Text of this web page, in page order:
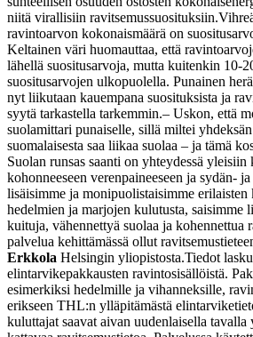
niitä virallisiin ravitsemussuosituksiin.
ravintoarvon kokonaismäärä on
Keltainen väri huomauttaa, että
lähellä suositusarvoja, mutta kuitenkin 10-
suositusarvojen ulkopuolella. Punainen
nyt liikutaan kauempana suosituksista ja
syytä tarkastella tarkemmin.– Uskon, että
suolamittari punaiselle, sillä miltei
suomalaisesta saa liikaa suolaa – ja tämä
Suolan runsas saanti on yhteydessä yleisiin
kohonneeseen verenpaineeseen ja sydän-
lisäisimme ja monipuolistaisimme erilaisten
hedelmien ja marjojen kulutusta, saisimme
kuituja, vähennettyä suolaa ja kohennettua
palvelua kehittämässä ollut
Erkkola Helsingin yliopistosta.Tiedot
elintarvikepakkausten ravintosisällöistä.
esimerkiksi hedelmille ja vihanneksille,
erikseen THL:n ylläpitämästä
kuluttajat saavat aivan uudenlaisella tavalla